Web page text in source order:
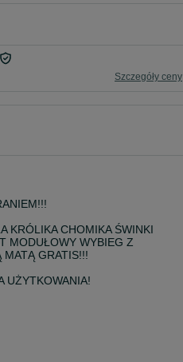
Szczegóły ceny
KRÓLIKA CHOMIKA ŚWINKI
MODUŁOWY WYBIEG Z
MATĄ GRATIS!!!
UŻYTKOWANIA!